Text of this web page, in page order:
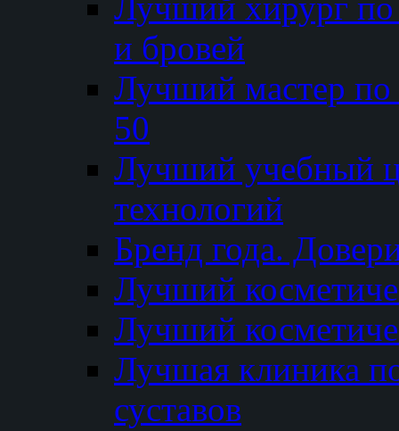
и бровей
Лучший мастер
50
Лучший
технологий
Бренд года.
Лучший
Лучший
Лучшая клиника
суставов